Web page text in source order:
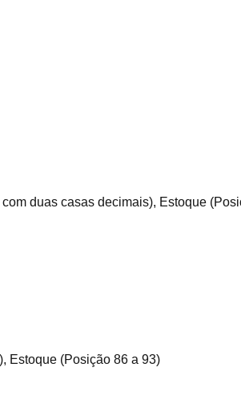
duas casas decimais), Estoque
Estoque (Posição 86 a 93)